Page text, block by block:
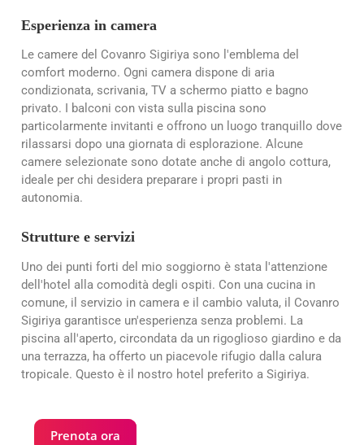
Esperienza in camera
Le camere del Covanro Sigiriya sono l'emblema del
comfort moderno. Ogni camera dispone di aria
condizionata, scrivania, TV a schermo piatto e bagno
privato. I balconi con vista sulla piscina sono
particolarmente invitanti e offrono un luogo tranquillo dove
rilassarsi dopo una giornata di esplorazione. Alcune
camere selezionate sono dotate anche di angolo cottura,
ideale per chi desidera preparare i propri pasti in
autonomia.
Strutture e servizi
Uno dei punti forti del mio soggiorno è stata l'attenzione
dell'hotel alla comodità degli ospiti. Con una cucina in
comune, il servizio in camera e il cambio valuta, il Covanro
Sigiriya garantisce un'esperienza senza problemi. La
piscina all'aperto, circondata da un rigoglioso giardino e da
una terrazza, ha offerto un piacevole rifugio dalla calura
tropicale. Questo è il nostro hotel preferito a Sigiriya.
Prenota ora